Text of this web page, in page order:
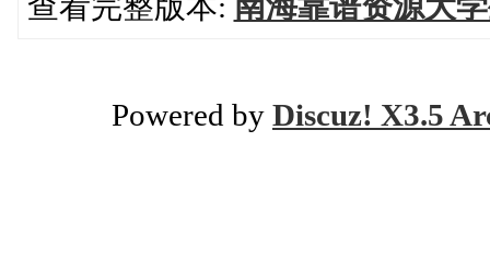
Powered by Discuz! X3.5